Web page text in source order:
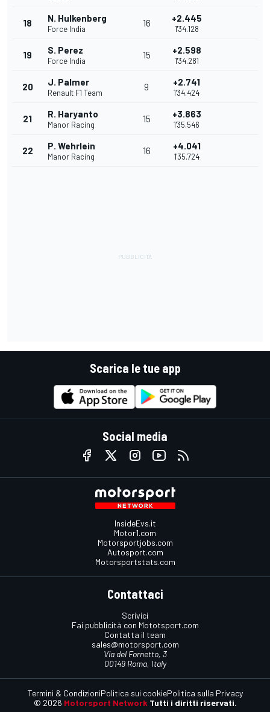
18 N. Hulkenberg
Force India
16 +2.445
1'34.128
19 S. Perez
Force India
15 +2.598
1'34.281
20 J. Palmer
Renault F1 Team
9 +2.741
1'34.424
21 R. Haryanto
Manor Racing
15 +3.863
1'35.546
22 P. Wehrlein
Manor Racing
16 +4.041
1'35.724
Scarica le tue app
Social media
InsideEvs.it
Motor1.com
Motorsportjobs.com
Autosport.com
Motorsportstats.com
Contattaci
Scrivici
Fai pubblicità con Mototsport.com
Contatta il team
sales@motorsport.com
Via del Fornetto, 3
00149 Roma, Italy
© 2026 Motorsport Network Tutti i diritti riservati.
Termini & CondizioniPolitica sui cookiePolitica sulla Privacy